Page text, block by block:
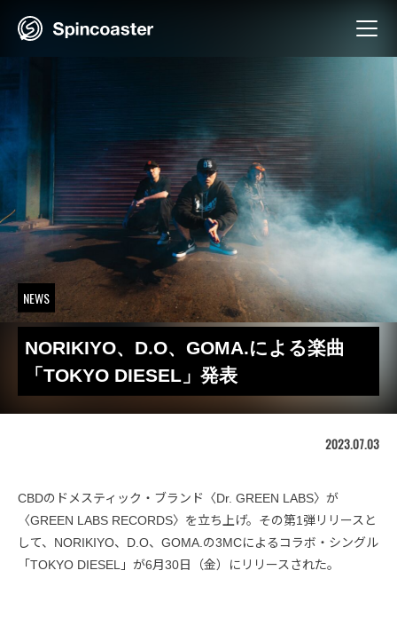
NEWS
NORIKIYO、D.O、GOMA.による楽曲
「TOKYO DIESEL」発表
2023.07.03
CBDのドメスティック・ブランド〈Dr. GREEN LABS〉が
〈GREEN LABS RECORDS〉を立ち上げ。その第1弾リリースと
して、NORIKIYO、D.O、GOMA.の3MCによるコラボ・シングル
「TOKYO DIESEL」が6月30日（金）にリリースされた。